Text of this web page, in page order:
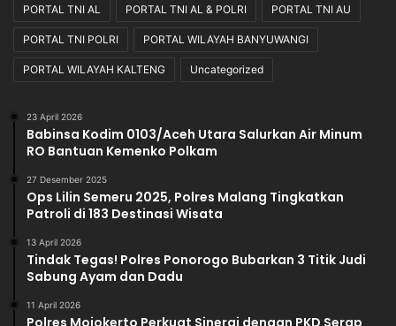
PORTAL TNI AL PORTAL TNI AL & POLRI PORTAL TNI AU
PORTAL TNI POLRI PORTAL WILAYAH BANYUWANGI
PORTAL WILAYAH KALTENG Uncategorized
23 April 2026
Babinsa Kodim 0103/Aceh Utara Salurkan Air Minum
RO Bantuan Kemenko Polkam
27 Desember 2025
Ops Lilin Semeru 2025, Polres Malang Tingkatkan
Patroli di 183 Destinasi Wisata
13 April 2026
Tindak Tegas! Polres Ponorogo Bubarkan 3 Titik Judi
Sabung Ayam dan Dadu
11 April 2026